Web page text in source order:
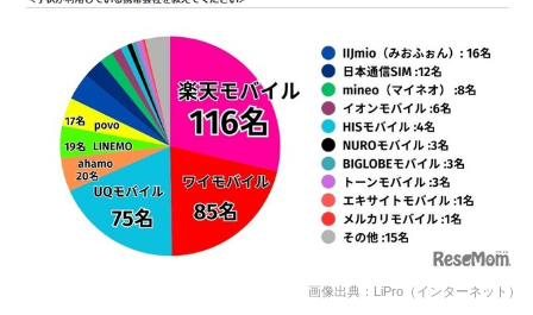
画像出典：LiPro（インターネット）